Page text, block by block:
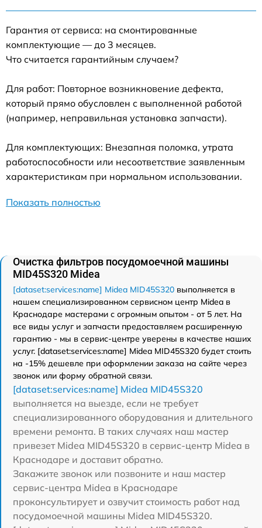
Гарантия от сервиса: на смонтированные
комплектующие — до 3 месяцев.
Что считается гарантийным случаем?
Для работ: Повторное возникновение дефекта,
который прямо обусловлен с выполненной работой
(например, неправильная установка запчасти).
Для комплектующих: Внезапная поломка, утрата
работоспособности или несоответствие заявленным
характеристикам при нормальном использовании.
Показать полностью
Очистка фильтров посудомоечной машины
MID45S320 Midea
[dataset:services:name] Midea MID45S320 выполняется в
нашем специализированном сервисном центр Midea в
Краснодаре мастерами с огромным опытом - от 5 лет. На
все виды услуг и запчасти предоставляем расширенную
гарантию - мы в сервис-центре уверены в качестве наших
услуг. [dataset:services:name] Midea MID45S320 будет стоить
на -15% дешевле при оформлении заказа на сайте через
звонок или форму обратной связи.
[dataset:services:name] Midea MID45S320
выполняется на выезде, если не требует
специализированного оборудования и длительного
времени ремонта. В таких случаях наш мастер
привезет Midea MID45S320 в сервис-центр Midea в
Краснодаре и доставит обратно.
Закажите звонок или позвоните и наш мастер
сервис-центра Midea в Краснодаре
проконсультирует и озвучит стоимость работ над
посудомоечной машины Midea MID45S320.